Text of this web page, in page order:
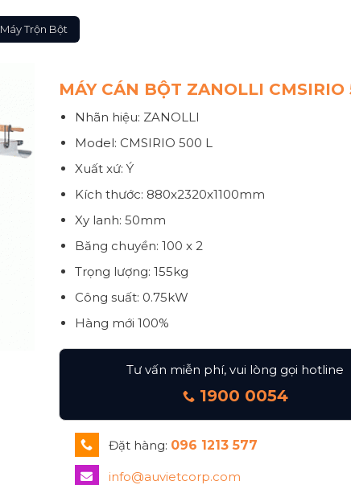
Máy Trộn Bột
MÁY CÁN BỘT ZANOLLI
Nhãn hiệu: ZANOLLI
Model: CMSIRIO 500 L
Xuất xứ: Ý
Kích thước: 880x2320x1100mm
Xy lanh: 50mm
Băng chuyền: 100 x 2
Trọng lượng: 155kg
Công suất: 0.75kW
Hàng mới 100%
Tư vấn miễn phí, vui lòng gọi hotline
1900 0054
Đặt hàng: 096 1213 577
info@auvietcorp.com